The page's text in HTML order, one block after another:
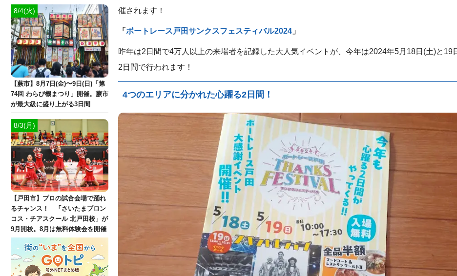
催されます！
「 ボートレース戸田サンクスフェスティバル2024 」
昨年は2日間で4万人以上の来場者を記録した大人気イベントが、今年は2024年5月18日(土)と19
2日間で行われます！
4つのエリアに分かれた心躍る2日間！
8/4(火)
【蕨市】8月7日(金)〜9日(日)「第
74回 わらび機まつり」開催。蕨市
が最大級に盛り上がる3日間
8/3(月)
【戸田市】プロの試合会場で踊れ
るチャンス！ 「さいたまブロン
コス・チアスクール 北戸田校」が
9月開校。8月は無料体験会を開催